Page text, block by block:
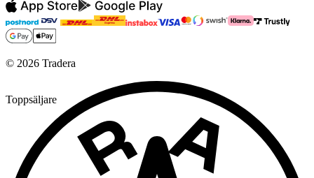
Toppsäljare
© 2026 Tradera